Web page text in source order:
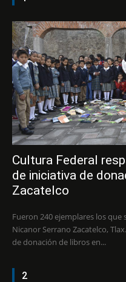
Cultura Federal
de iniciativa de
Zacatelco
Fueron 240 ejemplares los
Nicanor Serrano Zacatelco, Tlax. Concluyó con gran éxito la campaña
de donación de libros en...
2